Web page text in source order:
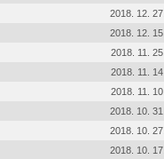
2018. 12. 27.
2018. 12. 15.
2018. 11. 25.
2018. 11. 14.
2018. 11. 10.
2018. 10. 31.
2018. 10. 27.
2018. 10. 17.